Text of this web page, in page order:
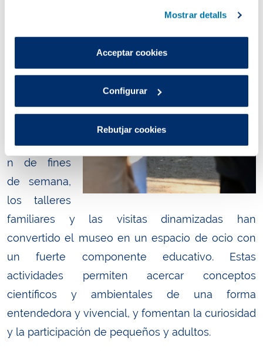
que són indispensables perquè el lloc web funcioni i que,
per tant, no es poden desactivar.
Pots consultar més informació a la nostra
Mostrar detalls
Acceptar cookies
Configurar
Rebutjar cookies
ha sabido
todos los
programació
n de fines
de semana,
los talleres
familiares y las visitas dinamizadas han
convertido el museo en un espacio de ocio con
un fuerte componente educativo. Estas
actividades permiten acercar conceptos
científicos y ambientales de una forma
entendedora y vivencial, y fomentan la curiosidad
y la participación de pequeños y adultos.